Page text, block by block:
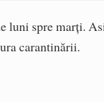
luni spre marţi.
carantinării.